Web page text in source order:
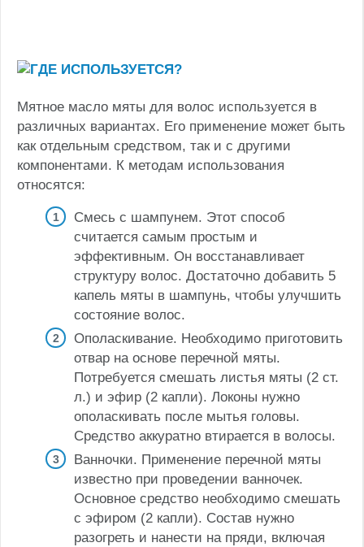
Мятное масло мяты для волос используется в
различных вариантах. Его применение может быть
как отдельным средством, так и с другими
компонентами. К методам использования
относятся:
Смесь с шампунем. Этот способ
считается самым простым и
эффективным. Он восстанавливает
структуру волос. Достаточно добавить 5
капель мяты в шампунь, чтобы улучшить
состояние волос.
Ополаскивание. Необходимо приготовить
отвар на основе перечной мяты.
Потребуется смешать листья мяты (2 ст.
л.) и эфир (2 капли). Локоны нужно
ополаскивать после мытья головы.
Средство аккуратно втирается в волосы.
Ванночки. Применение перечной мяты
известно при проведении ванночек.
Основное средство необходимо смешать
с эфиром (2 капли). Состав нужно
разогреть и нанести на пряди, включая